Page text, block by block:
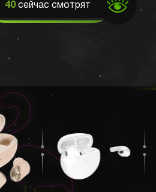
40сейчас смотрят